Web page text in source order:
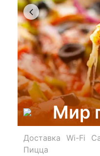
Мир
Доставка Wi-Fi
Пицца